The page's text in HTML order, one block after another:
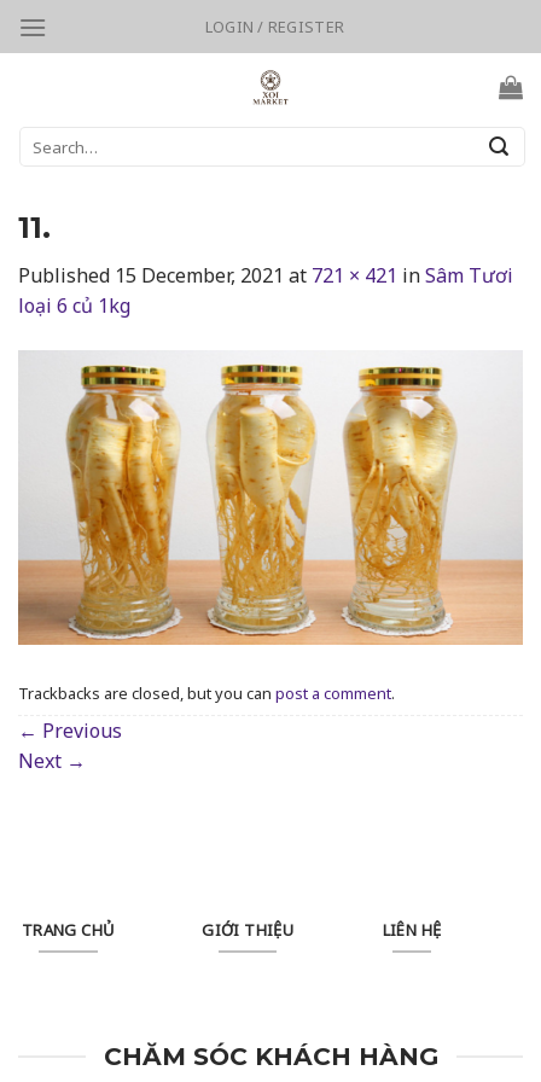
Skip
LOGIN / REGISTER
for:
11.
Published 15 December, 2021 at 721 × 421 inSâm Tươi
loại 6 củ 1kg
Trackbacks are closed, but you can post a comment.
← Previous
Next →
TRANG CHỦ GIỚI THIỆU LIÊN HỆ
CHĂM SÓC KHÁCH HÀNG